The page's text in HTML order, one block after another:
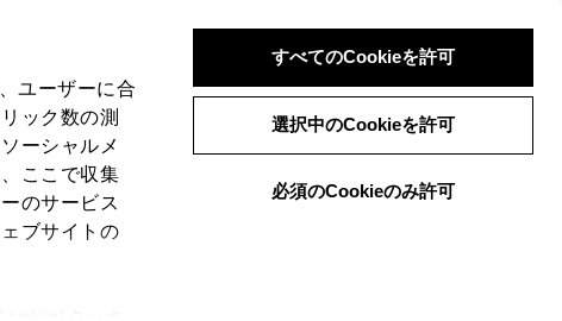
ユーザーに合
ック数の測
ーシャルメ
ここで収集
のサービス
ブサイトの
すべてのCookieを許可
選択中のCookieを許可
必須のCookieのみ許可